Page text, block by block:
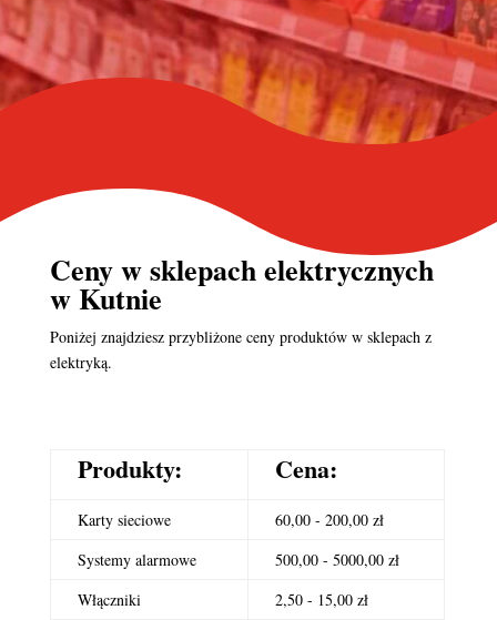
Ceny wsklepach elektrycznych
w Kutnie
Poniżej znajdziesz przybliżone ceny produktów w sklepach z
elektryką.
Produkty: Cena:
Karty sieciowe
60,00 - 200,00 zł
Systemy alarmowe
500,00 - 5000,00 zł
Włączniki
2,50 - 15,00 zł